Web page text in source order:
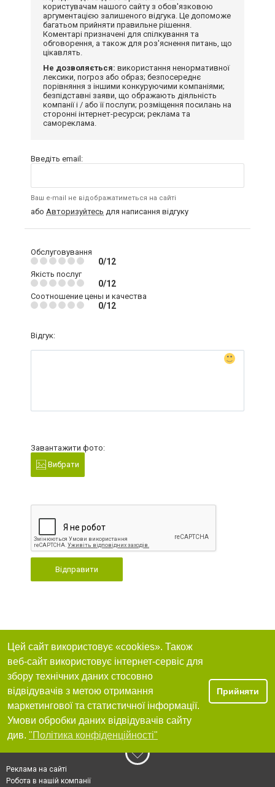
користувачам нашого сайту з обов'язковою
аргументацією залишеного відгука. Це допоможе
багатьом прийняти правильне рішення.
Коментарі призначені для спілкування та
обговорення, а також для роз'яснення питань, що
цікавлять.
Не дозволяється: використання ненормативної
лексики, погроз або образ; безпосереднє
порівняння з іншими конкуруючими компаніями;
безпідставні заяви, що ображають діяльність
компанії і / або її послуги; розміщення посилань на
сторонні інтернет-ресурси; реклама та
самореклама.
Введіть email:
Ваш e-mail не відображатиметься на сайті
або Авторизуйтесь для написання відгуку
Обслуговування
0/12
Якість послуг
0/12
Соотношение цены и качества
0/12
Відгук:
Завантажити фото:
Вибрати
Відправити
Цей сайт використовує «cookies». Також
веб-сайт використовує інтернет-сервіс для
збору технічних даних стосовно
відвідувачів з метою отримання
маркетингової та статистичної інформації.
Умови обробки даних відвідувачів сайту
див. "Політика конфіденційності"
Прийняти
Реклама на сайті
Робота в нашій компанії